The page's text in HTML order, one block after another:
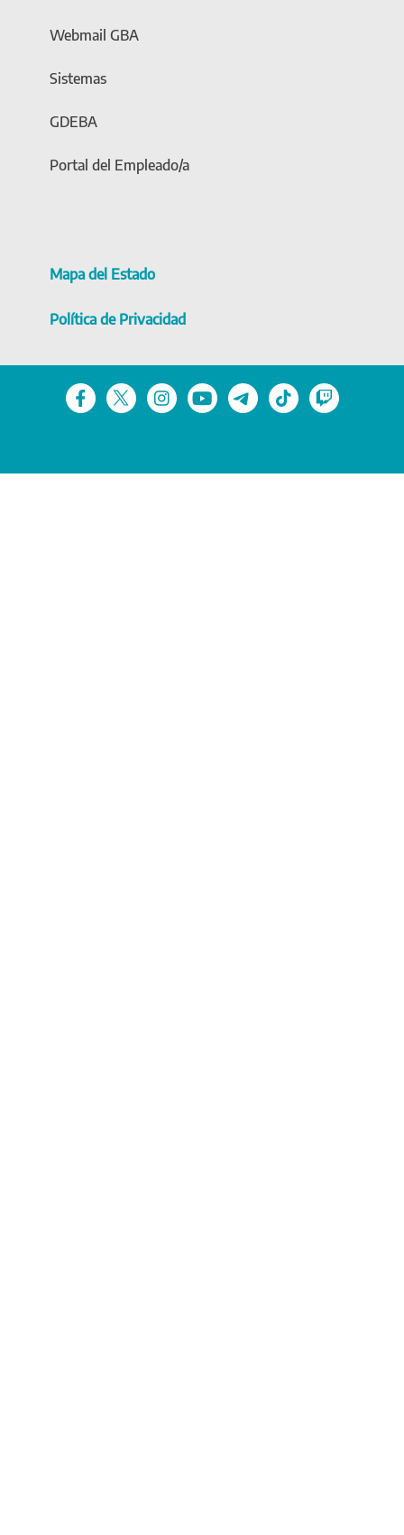
Webmail GBA
Sistemas
GDEBA
Portal del Empleado/a
Mapa del Estado
Política de Privacidad